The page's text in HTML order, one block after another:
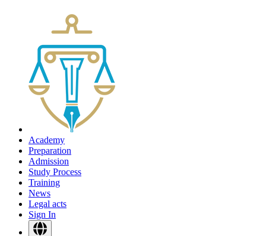
Academy
Preparation
Admission
Study Process
Training
News
Legal acts
Sign In